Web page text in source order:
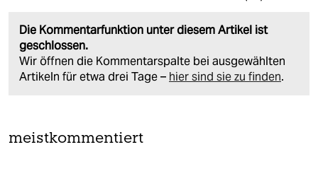
Die Kommentarfunktion unter diesem Artikel ist
geschlossen.
Wir öffnen die Kommentarspalte bei ausgewählten
Artikeln für etwa drei Tage – hier sind sie zu finden.
meistkommentiert